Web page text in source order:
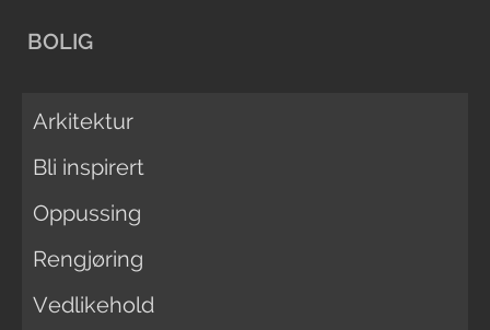
BOLIG
Arkitektur
Bli inspirert
Oppussing
Rengjøring
Vedlikehold